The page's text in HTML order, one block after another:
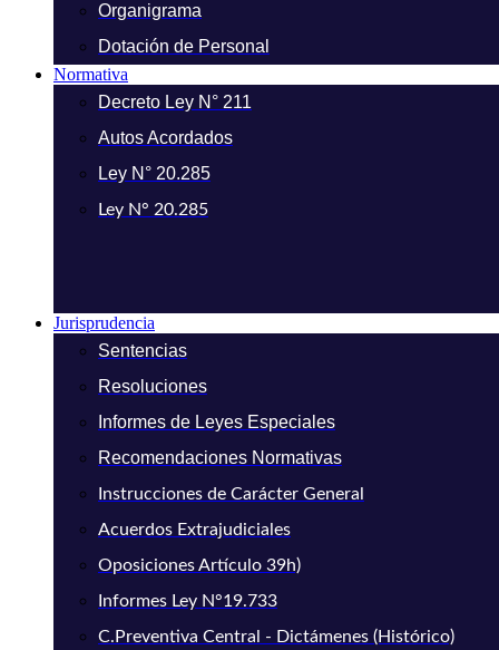
Organigrama
Dotación de Personal
Normativa
Decreto Ley N° 211
Autos Acordados
Ley N° 20.285
Ley N° 20.285
Jurisprudencia
Sentencias
Resoluciones
Informes de Leyes Especiales
Recomendaciones Normativas
Instrucciones de Carácter General
Acuerdos Extrajudiciales
Oposiciones Artículo 39h)
Informes Ley N°19.733
C.Preventiva Central - Dictámenes (Histórico)